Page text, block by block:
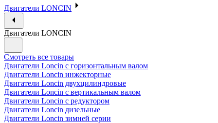
Двигатели LONCIN
Двигатели LONCIN
Смотреть все товары
Двигатели Loncin с горизонтальным валом
Двигатели Loncin инжекторные
Двигатели Loncin двухцилиндровые
Двигатели Loncin с вертикальным валом
Двигатели Loncin с редуктором
Двигатели Loncin дизельные
Двигатели Loncin зимней серии